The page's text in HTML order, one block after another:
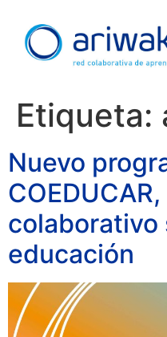
Etiqueta:
Nuevo
colaborativo
educación